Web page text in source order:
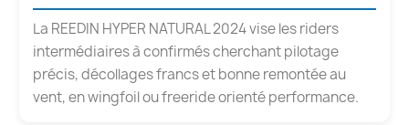
La REEDIN HYPER NATURAL 2024 vise les riders
intermédiaires à confirmés cherchant pilotage
précis, décollages francs et bonne remontée au
vent, en wingfoil ou freeride orienté performance.